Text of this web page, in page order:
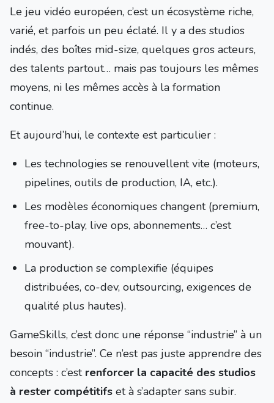
Le jeu vidéo européen, c’est un écosystème riche,
varié, et parfois un peu éclaté. Il y a des studios
indés, des boîtes mid-size, quelques gros acteurs,
des talents partout… mais pas toujours les mêmes
moyens, ni les mêmes accès à la formation
continue.
Et aujourd’hui, le contexte est particulier :
Les technologies se renouvellent vite (moteurs,
pipelines, outils de production, IA, etc.).
Les modèles économiques changent (premium,
free-to-play, live ops, abonnements… c’est
mouvant).
La production se complexifie (équipes
distribuées, co-dev, outsourcing, exigences de
qualité plus hautes).
GameSkills, c’est donc une réponse “industrie” à un
besoin “industrie”. Ce n’est pas juste apprendre des
concepts : c’est renforcer la capacité des studios
à rester compétitifs et à s’adapter sans subir.